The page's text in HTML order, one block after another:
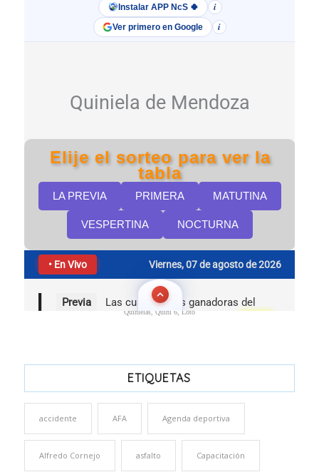
Quinielas, Quini 6, Loto
ETIQUETAS
accidente AFA Agenda deportiva
Alfredo Cornejo asfalto Capacitación